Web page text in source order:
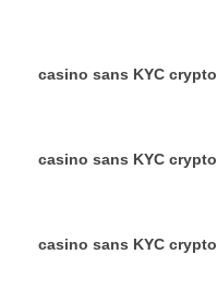
casino sans KYC crypto
casino sans KYC crypto
casino sans KYC crypto